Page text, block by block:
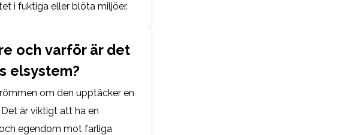
i fuktiga eller blöta miljöer.
och varför är det
elsystem?
om den upptäcker en
är viktigt att ha en
egendom mot farliga